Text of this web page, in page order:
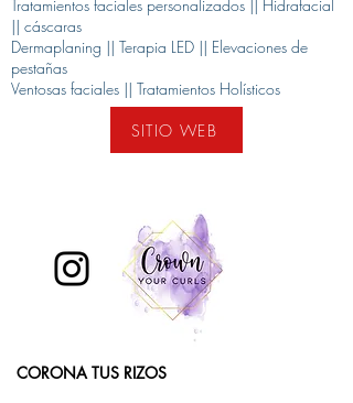
Tratamientos faciales personalizados || Hidrafacial
|| cáscaras
Dermaplaning || Terapia LED || Elevaciones de
pestañas
Ventosas faciales || Tratamientos Holísticos
SITIO WEB
CORONA TUS RIZOS